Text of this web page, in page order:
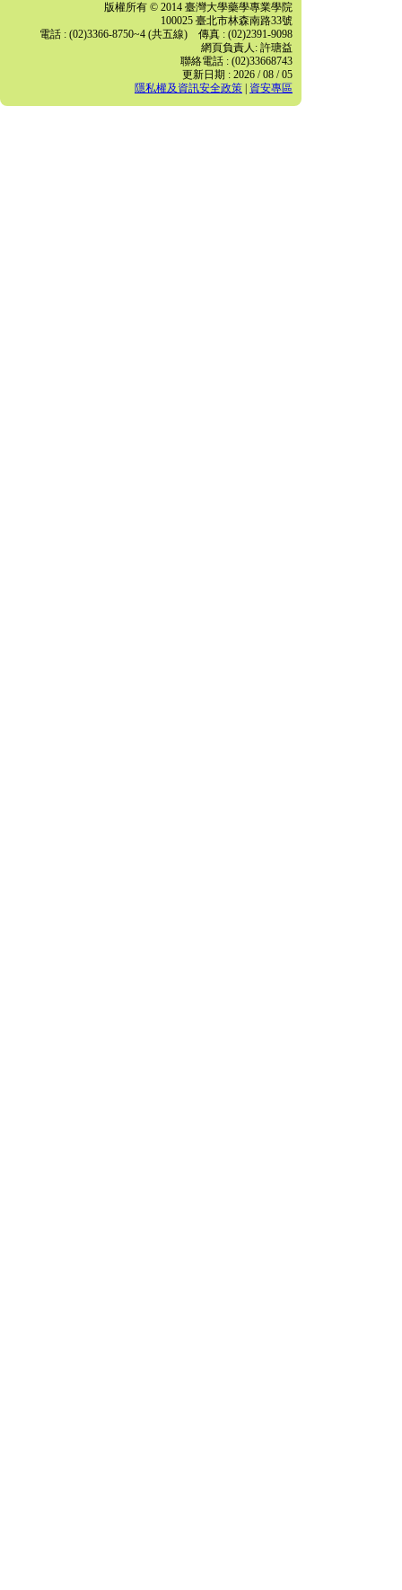
版權所有 © 2014 臺灣大學藥學專業學院
100025 臺北市林森南路33號
電話 : (02)3366-8750~4 (共五線) 傳真 : (02)2391-9098
網頁負責人: 許瑭益
聯絡電話 : (02)33668743
更新日期 : 2026 / 08 / 05
隱私權及資訊安全政策
資安專區